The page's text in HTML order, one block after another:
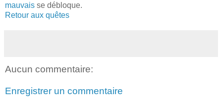
mauvais se débloque.
Retour aux quêtes
Aucun commentaire:
Enregistrer un commentaire